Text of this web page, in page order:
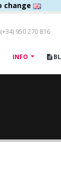
change
(+34) 950 270 816
INFO